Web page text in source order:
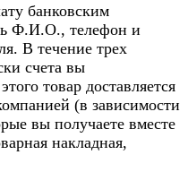
банковским
Ф.И.О., телефон и
В течение трех
счета вы
товар доставляется
(в зависимости
вы получаете вместе
накладная,